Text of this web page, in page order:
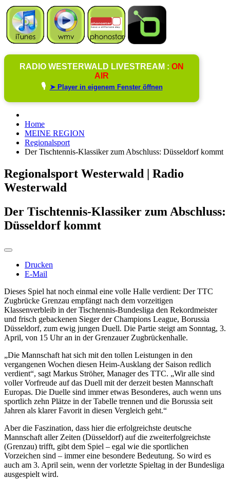
RADIO WESTERWALD LIVESTREAM : ON
AIR
🎙️ ➤ Player in eigenem Fenster öffnen
Home
MEINE REGION
Regionalsport
Der Tischtennis-Klassiker zum Abschluss: Düsseldorf kommt
Regionalsport Westerwald | Radio
Westerwald
Der Tischtennis-Klassiker zum Abschluss:
Düsseldorf kommt
Drucken
E-Mail
Dieses Spiel hat noch einmal eine volle Halle verdient: Der TTC
Zugbrücke Grenzau empfängt nach dem vorzeitigen
Klassenverbleib in der Tischtennis-Bundesliga den Rekordmeister
und frisch gebackenen Sieger der Champions League, Borussia
Düsseldorf, zum ewig jungen Duell. Die Partie steigt am Sonntag, 3.
April, von 15 Uhr an in der Grenzauer Zugbrückenhalle.
„Die Mannschaft hat sich mit den tollen Leistungen in den
vergangenen Wochen diesen Heim-Ausklang der Saison redlich
verdient“, sagt Markus Ströher, Manager des TTC. „Wir alle sind
voller Vorfreude auf das Duell mit der derzeit besten Mannschaft
Europas. Die Duelle sind immer etwas Besonderes, auch wenn uns
sportlich zehn Plätze in der Tabelle trennen und die Borussia seit
Jahren als klarer Favorit in diesen Vergleich geht.“
Aber die Faszination, dass hier die erfolgreichste deutsche
Mannschaft aller Zeiten (Düsseldorf) auf die zweiterfolgreichste
(Grenzau) trifft, gibt dem Spiel – egal wie die sportlichen
Vorzeichen sind – immer eine besondere Bedeutung. So wird es
auch am 3. April sein, wenn der vorletzte Spieltag in der Bundesliga
ausgespielt wird.